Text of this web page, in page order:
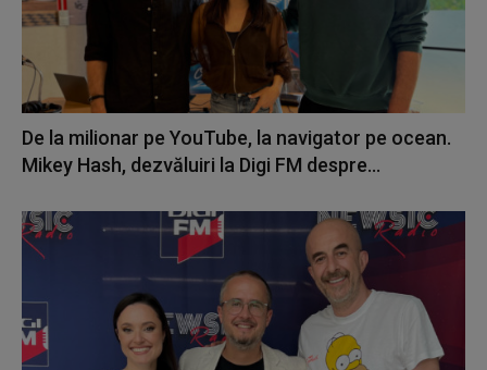
De la milionar pe YouTube, la navigator pe ocean.
Mikey Hash, dezvăluiri la Digi FM despre...